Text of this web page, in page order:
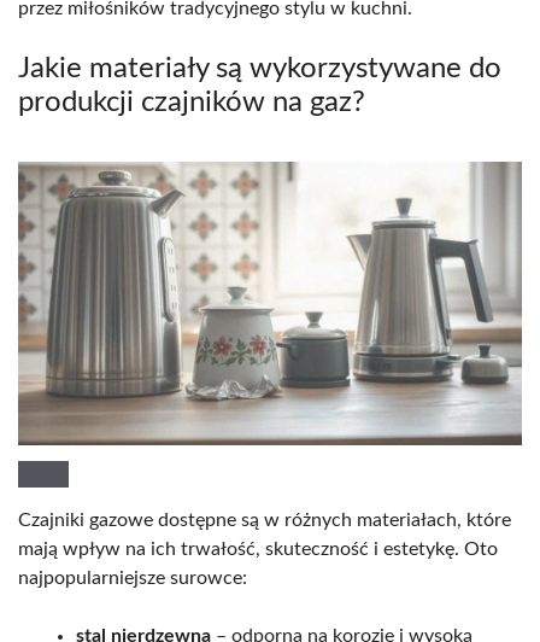
przez miłośników tradycyjnego stylu w kuchni.
Jakie materiały są wykorzystywane do
produkcji czajników na gaz?
Czajniki gazowe dostępne są w różnych materiałach, które
mają wpływ na ich trwałość, skuteczność i estetykę. Oto
najpopularniejsze surowce:
stal nierdzewna – odporna na korozję i wysoką